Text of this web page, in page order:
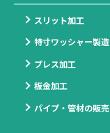
スリット加工
特寸ワッシャー製造
プレス加工
板金加工
パイプ・管材の販売